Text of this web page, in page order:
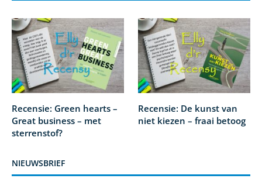
Recensie: Green hearts –
Great business – met
sterrenstof?
Recensie: De kunst van
niet kiezen – fraai betoog
NIEUWSBRIEF